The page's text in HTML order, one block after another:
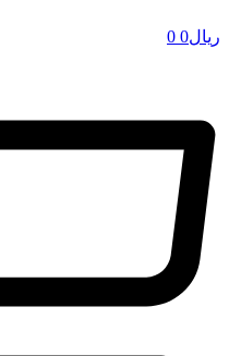
ریال0
0